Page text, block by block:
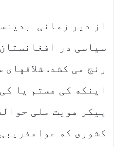
از دیر زمانی
سیاسی در
رنج می کشد.
اینکه کی هستم یا
پیکر هویت ملی
کشوری که